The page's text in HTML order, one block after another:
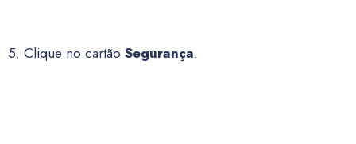
5. Clique no cartão Segurança.